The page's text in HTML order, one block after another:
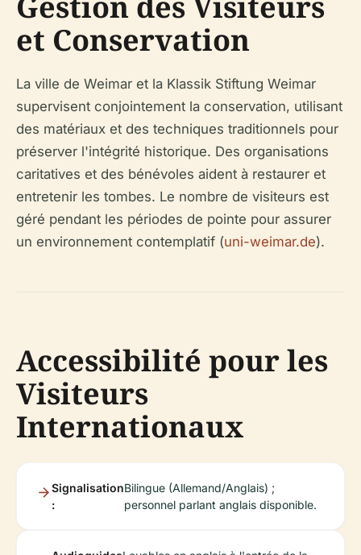
et Conservation
La ville de Weimar et la Klassik Stiftung Weimar
supervisent conjointement la conservation, utilisant
des matériaux et des techniques traditionnels pour
préserver l'intégrité historique. Des organisations
caritatives et des bénévoles aident à restaurer et
entretenir les tombes. Le nombre de visiteurs est
géré pendant les périodes de pointe pour assurer
un environnement contemplatif (uni-weimar.de).
Accessibilité pour les
Visiteurs
Internationaux
Signalisation
:
Bilingue (Allemand/Anglais) ;
personnel parlant anglais disponible.